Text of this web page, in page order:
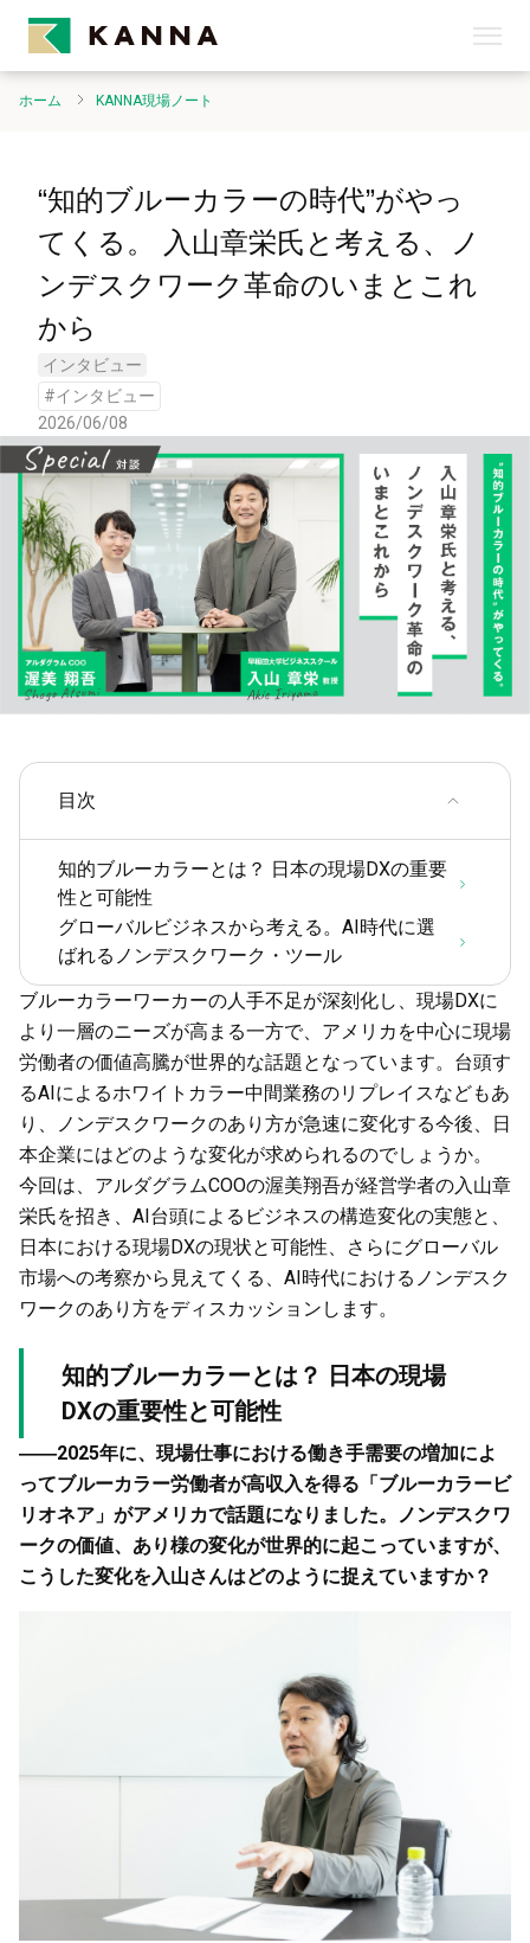
ホーム KANNA現場ノート
“知的ブルーカラーの時代”がやっ
てくる。 入山章栄氏と考える、ノ
ンデスクワーク革命のいまとこれ
から
インタビュー
#インタビュー
2026/06/08
目次
知的ブルーカラーとは？ 日本の現場DXの重要
性と可能性
グローバルビジネスから考える。AI時代に選
ばれるノンデスクワーク・ツール
ブルーカラーワーカーの人手不足が深刻化し、現場DXに
より一層のニーズが高まる一方で、アメリカを中心に現場
労働者の価値高騰が世界的な話題となっています。台頭す
るAIによるホワイトカラー中間業務のリプレイスなどもあ
り、ノンデスクワークのあり方が急速に変化する今後、日
本企業にはどのような変化が求められるのでしょうか。
今回は、アルダグラムCOOの渥美翔吾が経営学者の入山章
栄氏を招き、AI台頭によるビジネスの構造変化の実態と、
日本における現場DXの現状と可能性、さらにグローバル
市場への考察から見えてくる、AI時代におけるノンデスク
ワークのあり方をディスカッションします。
知的ブルーカラーとは？ 日本の現場
DXの重要性と可能性
――2025年に、現場仕事における働き手需要の増加によ
ってブルーカラー労働者が高収入を得る「ブルーカラービ
リオネア」がアメリカで話題になりました。ノンデスクワ
ークの価値、あり様の変化が世界的に起こっていますが、
こうした変化を入山さんはどのように捉えていますか？